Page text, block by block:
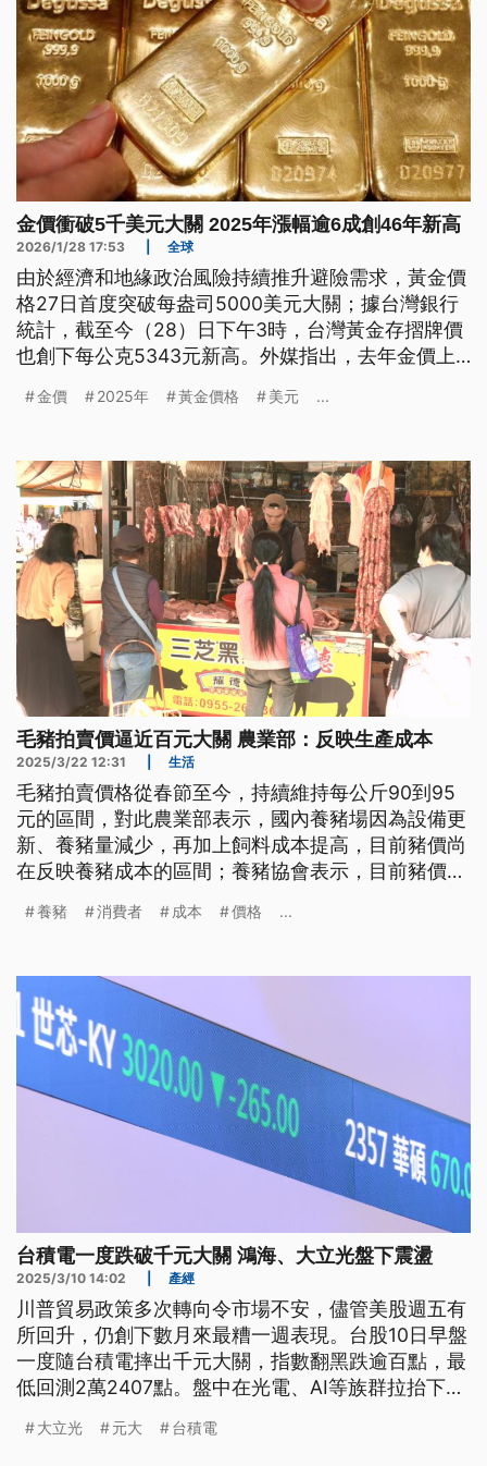
金價衝破5千美元大關 2025年漲幅逾6成創46年新高
2026/1/28 17:53 全球
由於經濟和地緣政治風險持續推升避險需求，黃金價
格27日首度突破每盎司5000美元大關；據台灣銀行
統計，截至今（28）日下午3時，台灣黃金存摺牌價
也創下每公克5343元新高。外媒指出，去年金價上
續至今年，1月至今已上漲逾18%。
金價 2025年 黃金價格 美元 ...
毛豬拍賣價逼近百元大關 農業部：反映生產成本
2025/3/22 12:31 生活
毛豬拍賣價格從春節至今，持續維持每公斤90到95
元的區間，對此農業部表示，國內養豬場因為設備更
新、養豬量減少，再加上飼料成本提高，目前豬價尚
在反映養豬成本的區間；養豬協會表示，目前豬價確
養豬 消費者 成本 價格 ...
台積電一度跌破千元大關 鴻海、大立光盤下震盪
2025/3/10 14:02 產經
川普貿易政策多次轉向令市場不安，儘管美股週五有
所回升，仍創下數月來最糟一週表現。台股10日早盤
一度隨台積電摔出千元大關，指數翻黑跌逾百點，最
低回測2萬2407點。盤中在光電、AI等族群拉抬下，
大立光 元大 台積電